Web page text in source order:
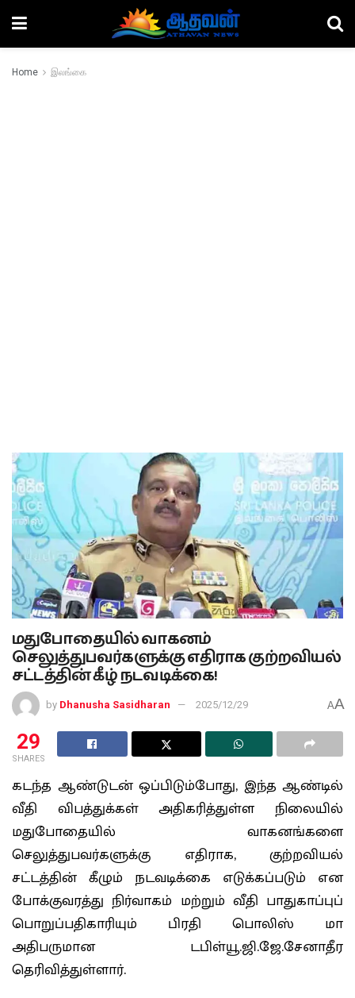
Home இலங்கை
மதுபோதையில் வாகனம்
செலுத்துபவர்களுக்கு எதிராக குற்றவியல்
சட்டத்தின் கீழ் நடவடிக்கை!
by Dhanusha Sasidharan 2025/12/29 AA
29
SHARES
கடந்த ஆண்டுடன் ஒப்பிடும்போது, இந்த ஆண்டில்
வீதி விபத்துக்கள் அதிகரித்துள்ள நிலையில்
மதுபோதையில் வாகனங்களை
செலுத்துபவர்களுக்கு எதிராக, குற்றவியல்
சட்டத்தின் கீழும் நடவடிக்கை எடுக்கப்படும் என
போக்குவரத்து நிர்வாகம் மற்றும் வீதி பாதுகாப்புப்
பொறுப்பதிகாரியும் பிரதி பொலிஸ் மா
அதிபருமான டபிள்யூ.ஜி.ஜே.சேனாதீர
தெரிவித்துள்ளார்.